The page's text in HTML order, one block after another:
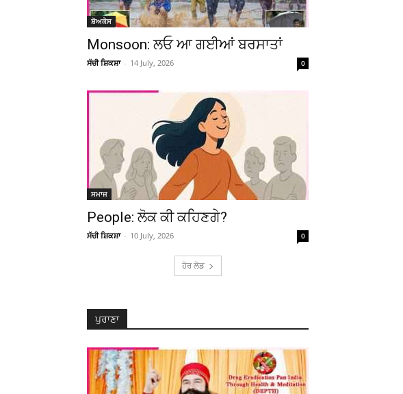
ਸ਼ੋਅਕੇਸ
Monsoon: ਲਓ ਆ ਗਈਆਂ ਬਰਸਾਤਾਂ
ਸੱਚੀ ਸ਼ਿਕਸ਼ਾ - 14 July, 2026 0
ਸਮਾਜ
People: ਲੋਕ ਕੀ ਕਹਿਣਗੇ?
ਸੱਚੀ ਸ਼ਿਕਸ਼ਾ - 10 July, 2026 0
ਹੋਰ ਲੋਡ
ਪੁਰਾਣਾ